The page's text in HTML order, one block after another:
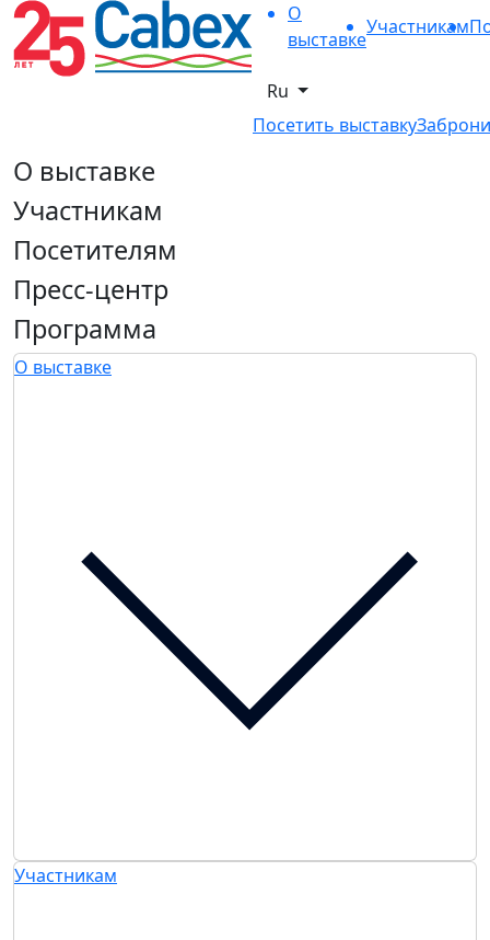
О
выставке
Участникам
Ru
Посетить выставку
О выставке
Участникам
Посетителям
Пресс-центр
Программа
О выставке
Участникам